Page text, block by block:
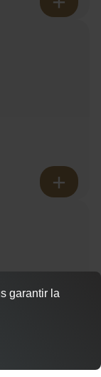
Compte
garantir la